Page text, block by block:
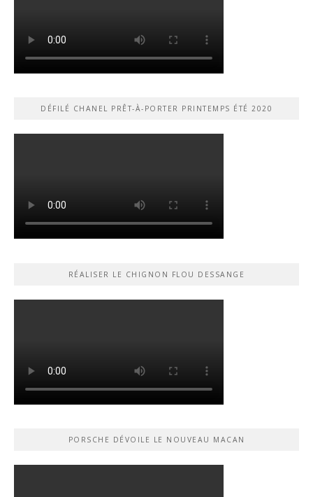
DÉFILÉ CHANEL PRÊT-À-PORTER PRINTEMPS ÉTÉ 2020
RÉALISER LE CHIGNON FLOU DESSANGE
PORSCHE DÉVOILE LE NOUVEAU MACAN